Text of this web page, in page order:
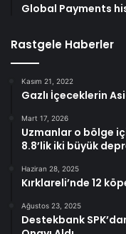
Global Payments
Rastgele Haberler
Kasım 21, 2022
Gazlı İçeceklerin
Mart 17, 2026
Uzmanlar o bölge
8.8’lik iki büyük
Haziran 28, 2025
Kırklareli’nde 12
Ağustos 23, 2025
Destekbank